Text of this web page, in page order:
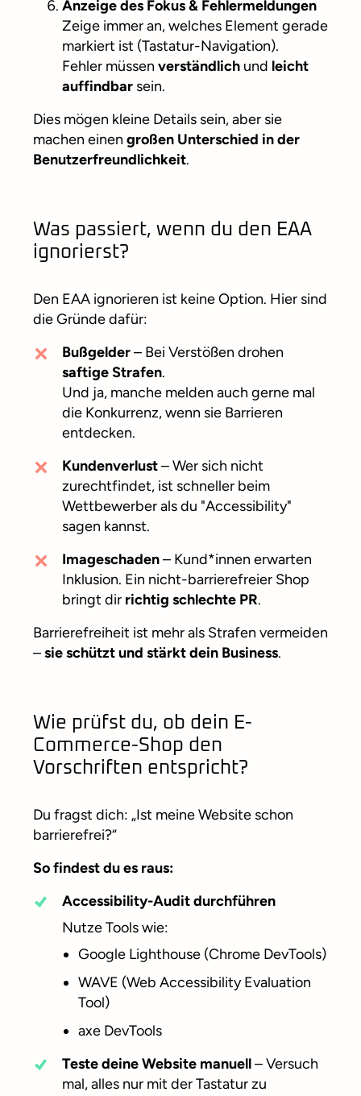
Anzeige des Fokus & Fehlermeldungen
Zeige immer an, welches Element gerade
markiert ist (Tastatur-Navigation).
Fehler müssen verständlich und leicht
auffindbar sein.
Dies mögen kleine Details sein, aber sie
machen einen großen Unterschied in der
Benutzerfreundlichkeit.
Was passiert, wenn du den EAA
ignorierst?
Den EAA ignorieren ist keine Option. Hier sind
die Gründe dafür:
Bußgelder– Bei Verstößen drohen
saftige Strafen.
Und ja, manche melden auch gerne mal
die Konkurrenz, wenn sie Barrieren
entdecken.
Kundenverlust– Wer sich nicht
zurechtfindet, ist schneller beim
Wettbewerber als du "Accessibility"
sagen kannst.
Imageschaden– Kund*innen erwarten
Inklusion. Ein nicht-barrierefreier Shop
bringt dir richtig schlechte PR.
Barrierefreiheit ist mehr als Strafen vermeiden
–sie schützt und stärkt dein Business.
Wie prüfst du, ob dein E-
Commerce-Shop den
Vorschriften entspricht?
Du fragst dich: „Ist meine Website schon
barrierefrei?“
So findest du es raus:
Accessibility-Audit durchführen
Nutze Tools wie:
Google Lighthouse (Chrome DevTools)
WAVE (Web Accessibility Evaluation
Tool)
axe DevTools
Teste deine Website manuell– Versuch
mal, alles nur mit der Tastatur zu